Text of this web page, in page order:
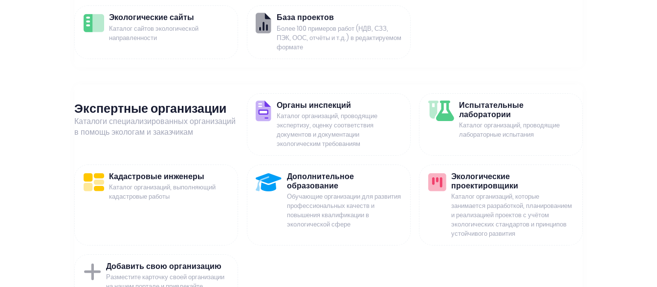
Экологические сайты
Каталог сайтов экологической
направленности
База проектов
Более 100 примеров работ (НДВ, СЗЗ,
ПЭК, ООС, отчёты и т.д.) в редактируемом
формате
Экспертные организации
Каталоги специализированных организаций
в помощь экологам и заказчикам
Органы инспекций
Каталог организаций, проводящие
экспертизу, оценку соответствия
документов и документации
экологическим требованиям
Испытательные
лаборатории
Каталог организаций, проводящие
лабораторные испытания
Кадастровые инженеры
Каталог организаций, выполняющий
кадастровые работы
Дополнительное
образование
Обучающие организации для развития
профессиональных качеств и
повышения квалификации в
экологической сфере
Экологические
проектировщики
Каталог организаций, которые
занимается разработкой, планированием
и реализацией проектов с учётом
экологических стандартов и принципов
устойчивого развития
Добавить свою организацию
Разместите карточку своей организации